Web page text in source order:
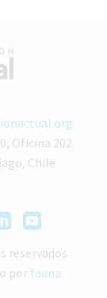
Oficina 202
Chile
reservados.
por fauna.